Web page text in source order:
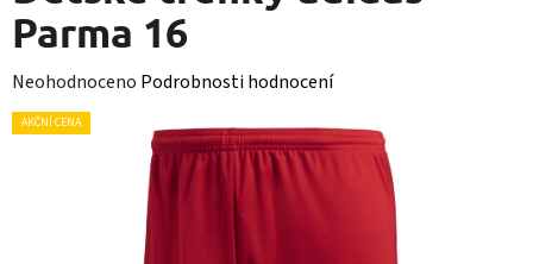
Parma 16
Průměrné
hodnocení
Neohodnoceno Podrobnosti hodnocení
AKČNÍ CENA